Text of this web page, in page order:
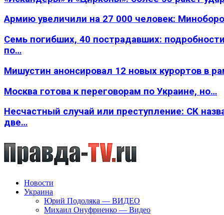
Армию увеличили на 27 000 человек:
Семь погибших, 40 пострадавших:
по…
Мишустин анонсировал 12 новых курортов в
Москва готова к переговорам по Украине, но…
Несчастный случай или преступление: СК
две…
Новости
Украина
Юрий Подоляка — ВИДЕО
Михаил Онуфриенко — Видео